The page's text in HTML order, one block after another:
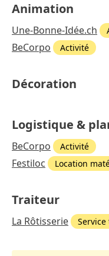
Animation
Une-Bonne-Idée.ch
BeCorpo Activité
Décoration
Logistique &
BeCorpo Activité
Festiloc Location
Traiteur
La Rôtisserie